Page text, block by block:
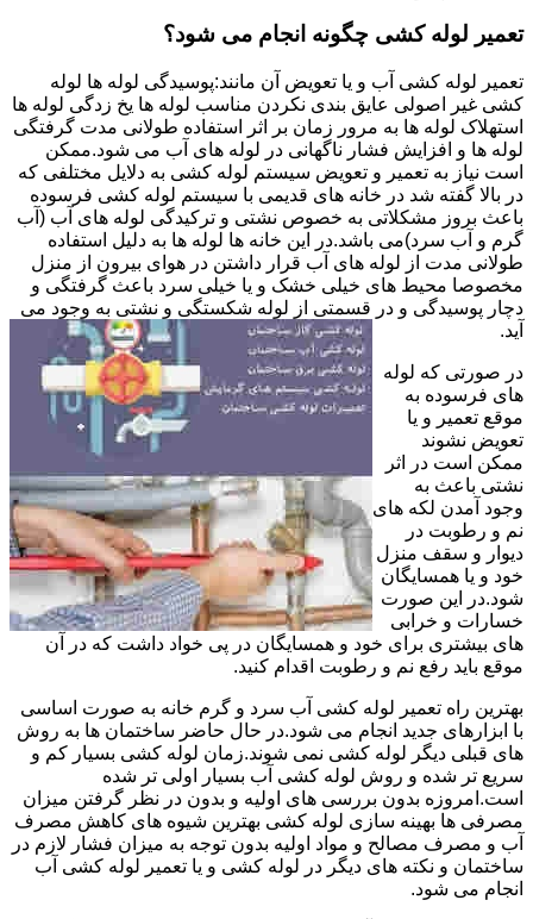
تعمیر لوله کشی چگونه انجام می شود؟
تعمیر لوله کشی آب و یا تعویض آن مانند:پوسیدگی لوله ها لوله
کشی غیر اصولی عایق بندی نکردن مناسب لوله ها یخ زدگی لوله ها
استهلاک لوله ها به مرور زمان بر اثر استفاده طولانی مدت گرفتگی
لوله ها و افزایش فشار ناگهانی در لوله های آب می شود.ممکن
است نیاز به تعمیر و تعویض سیستم لوله کشی به دلایل مختلفی که
در بالا گفته شد در خانه های قدیمی با سیستم لوله کشی فرسوده
باعث بروز مشکلاتی به خصوص نشتی و ترکیدگی لوله های آب (آب
گرم و آب سرد)می باشد.در این خانه ها لوله ها به دلیل استفاده
طولانی مدت از لوله های آب قرار داشتن در هوای بیرون از منزل
مخصوصا محیط های خیلی خشک و یا خیلی سرد باعث گرفتگی و
دچار پوسیدگی و در قسمتی از لوله شکستگی و نشتی به وجود می
آید.
در صورتی که لوله
های فرسوده به
موقع تعمیر و یا
تعویض نشوند
ممکن است در اثر
نشتی باعث به
وجود آمدن لکه های
نم و رطوبت در
دیوار و سقف منزل
خود و یا همسایگان
شود.در این صورت
خسارات و خرابی
های بیشتری برای خود و همسایگان در پی خواد داشت که در آن
موقع باید رفع نم و رطوبت اقدام کنید.
بهترین راه تعمیر لوله کشی آب سرد و گرم خانه به صورت اساسی
با ابزارهای جدید انجام می شود.در حال حاضر ساختمان ها به روش
های قبلی دیگر لوله کشی نمی شوند.زمان لوله کشی بسیار کم و
سریع تر شده و روش لوله کشی آب بسیار اولی تر شده
است.امروزه بدون بررسی های اولیه و بدون در نظر گرفتن میزان
مصرفی ها بهینه سازی لوله کشی بهترین شیوه های کاهش مصرف
آب و مصرف مصالح و مواد اولیه بدون توجه به میزان فشار لازم در
ساختمان و نکته های دیگر در لوله کشی و یا تعمیر لوله کشی آب
انجام می شود.